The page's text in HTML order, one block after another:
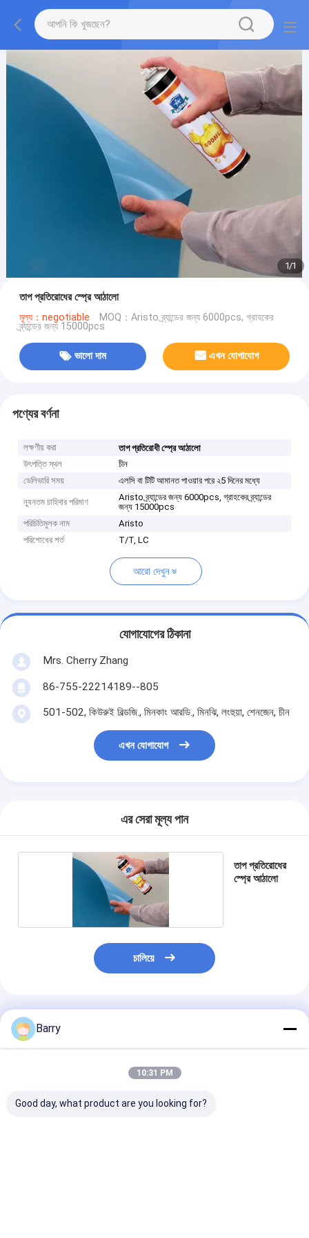
1/1
তাপ প্রতিরোধের স্প্রে আঠালো
মূল্য：negotiable MOQ：Aristo ব্র্যান্ডের জন্য 6000pcs, গ্রাহকের
ব্র্যান্ডের জন্য 15000pcs
ভালো দাম এখন যোগাযোগ
পণ্যের বর্ণনা
লক্ষণীয় করা
তাপ প্রতিরোধী স্প্রে আঠালো
উৎপত্তি স্থল
চীন
ডেলিভারি সময়
এলসি বা টিটি আমানত পাওয়ার পরে ২5 দিনের মধ্যে
ন্যূনতম চাহিদার পরিমাণ
Aristo ব্র্যান্ডের জন্য 6000pcs, গ্রাহকের ব্র্যান্ডের
জন্য 15000pcs
পরিচিতিমুলক নাম
Aristo
পরিশোধের শর্ত
T/T, LC
আরো দেখুন
যোগাযোগের ঠিকানা
Mrs. Cherry Zhang
86-755-22214189--805
501-502, কিউরুই বিল্ডজি., মিনকাং আরডি., মিনঝি, লংহুয়া, শেনজেন, চীন
এখন যোগাযোগ
এর সেরা মূল্য পান
তাপ প্রতিরোধের
স্প্রে আঠালো
চালিয়ে
প্রস্তাবিত পণ্য
Barry
10:31 PM
Good day, what product are you looking for?